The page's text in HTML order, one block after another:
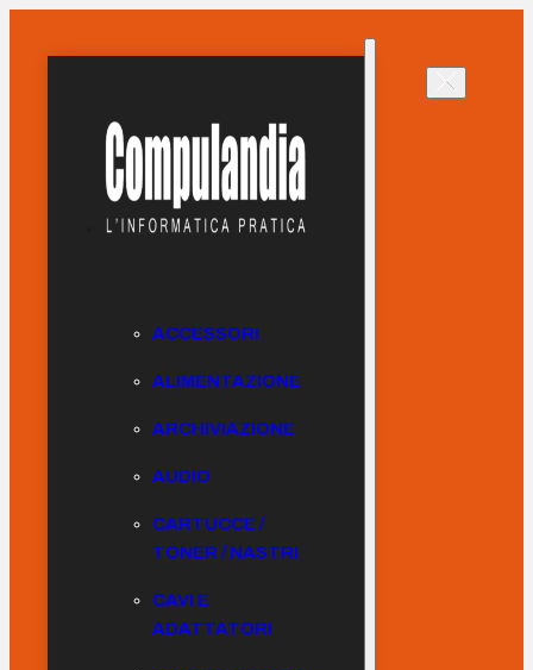
ACCESSORI
ALIMENTAZIONE
ARCHIVIAZIONE
AUDIO
CARTUCCE /
TONER / NASTRI
CAVI E
ADATTATORI